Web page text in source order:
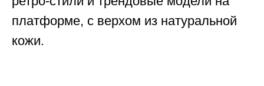
платформе, с верхом из натуральной
кожи.